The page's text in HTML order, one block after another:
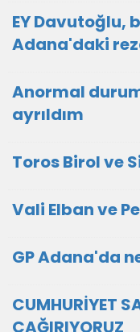
EY Davutoğlu,
Adana'daki
Anormal
ayrıldım
Toros Birol ve
Vali Elban ve
GP Adana'da
CUMHURİYET
ÇAĞIRIYORUZ